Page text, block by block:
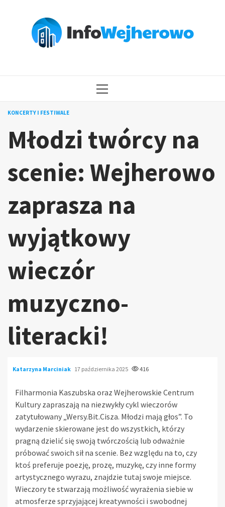
MENU
KONCERTY I FESTIWALE
Młodzi twórcy na
scenie: Wejherowo
zaprasza na
wyjątkowy
wieczór
muzyczno-
literacki!
Katarzyna Marciniak 17 października 2025 416
Filharmonia Kaszubska oraz Wejherowskie Centrum
Kultury zapraszają na niezwykły cykl wieczorów
zatytułowany „Wersy.Bit.Cisza. Młodzi mają głos”. To
wydarzenie skierowane jest do wszystkich, którzy
pragną dzielić się swoją twórczością lub odważnie
próbować swoich sił na scenie. Bez względu na to, czy
ktoś preferuje poezję, prozę, muzykę, czy inne formy
artystycznego wyrazu, znajdzie tutaj swoje miejsce.
Wieczory te stwarzają możliwość wyrażenia siebie w
atmosferze sprzyjającej kreatywności i swobodnej